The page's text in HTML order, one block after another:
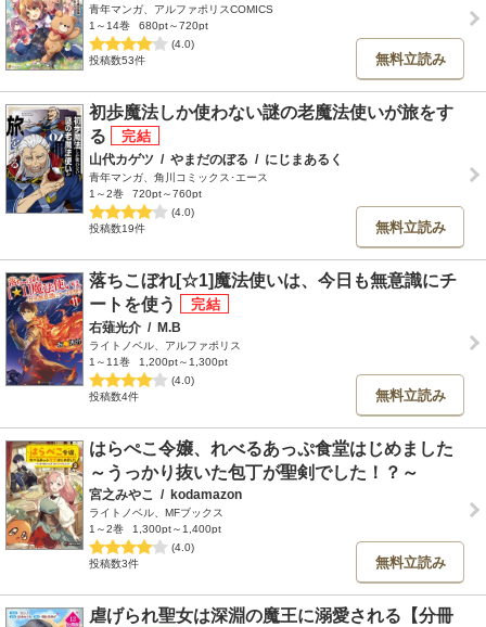
青年マンガ、アルファポリスCOMICS
1～14巻
680pt～720pt
(4.0)
投稿数53件
無料立読み
初歩魔法しか使わない謎の老魔法使いが旅をす
る
山代カゲツ / やまだのぼる / にじまあるく
青年マンガ、角川コミックス･エース
1～2巻
720pt～760pt
(4.0)
投稿数19件
無料立読み
落ちこぼれ[☆1]魔法使いは、今日も無意識にチ
ートを使う
右薙光介 / M.B
ライトノベル、アルファポリス
1～11巻
1,200pt～1,300pt
(4.0)
投稿数4件
無料立読み
はらぺこ令嬢、れべるあっぷ食堂はじめました
～うっかり抜いた包丁が聖剣でした！？～
宮之みやこ / kodamazon
ライトノベル、MFブックス
1～2巻
1,300pt～1,400pt
(4.0)
投稿数3件
無料立読み
虐げられ聖女は深淵の魔王に溺愛される【分冊